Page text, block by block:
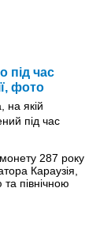
під час
фото
монету 287 року
Караузія,
північною